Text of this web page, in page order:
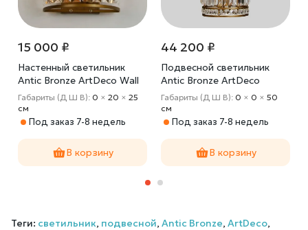
15 000 ₽
Настенный светильник
Antic Bronze ArtDeco Wall
Габариты (Д Ш В): 0 × 20 × 25
cм
Под заказ 7-8 недель
В корзину
44 200 ₽
Подвесной светильник
Antic Bronze ArtDeco
Pendant 3
Габариты (Д Ш В): 0 × 0 × 50
cм
Под заказ 7-8 недель
В корзину
Теги: светильник, подвесной, Antic Bronze, ArtDeco,